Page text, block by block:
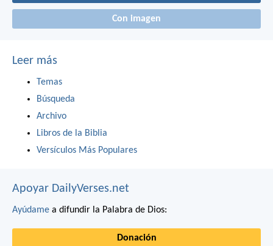
Con imagen
Leer más
Temas
Búsqueda
Archivo
Libros de la Biblia
Versículos Más Populares
Apoyar DailyVerses.net
Ayúdame a difundir la Palabra de Dios:
Donación